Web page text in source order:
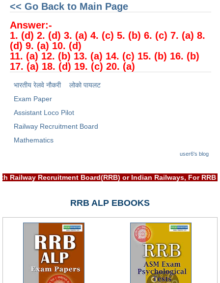
<< Go Back to Main Page
Answer:-
1. (d) 2. (d) 3. (a) 4. (c) 5. (b) 6. (c) 7. (a) 8.
(d) 9. (a) 10. (d)
11. (a) 12. (b) 13. (a) 14. (c) 15. (b) 16. (b)
17. (a) 18. (d) 19. (c) 20. (a)
भारतीय रेलवे नौकरी
लोको पायलट
Exam Paper
Assistant Loco Pilot
Railway Recruitment Board
Mathematics
user6's blog
with Railway Recruitment Board(RRB) or Indian
RRB ALP EBOOKS